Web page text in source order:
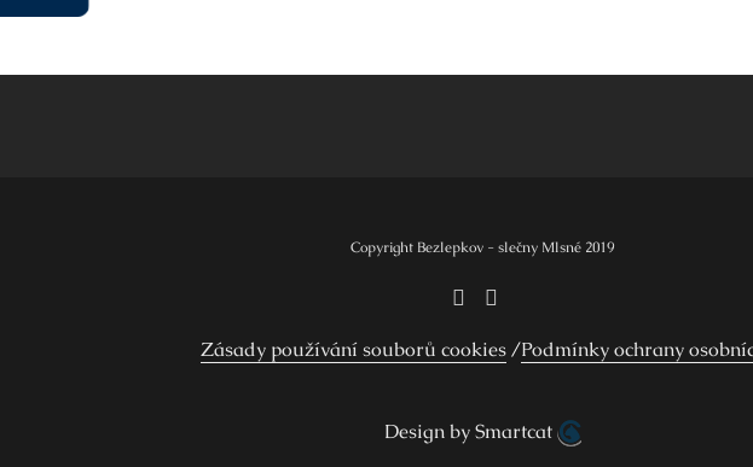
Copyright Bezlepkov - slečny Mlsné 2019
Zásady používání souborů cookies Podmínky ochrany
Design by Smartcat